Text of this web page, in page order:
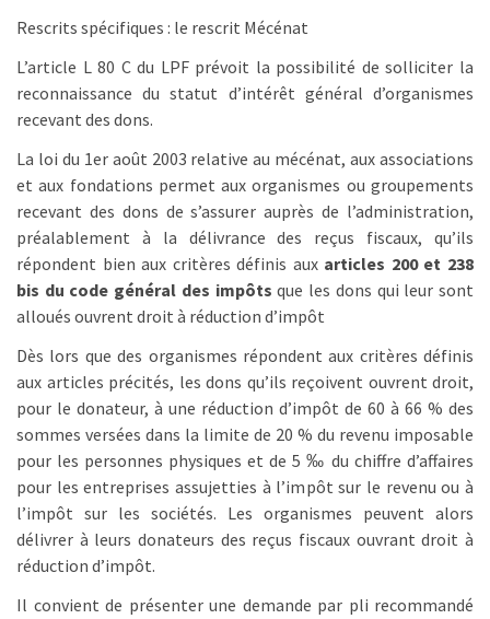
Rescrits spécifiques : le rescrit Mécénat
L’article L 80 C du LPF prévoit la possibilité de solliciter la
reconnaissance du statut d’intérêt général d’organismes
recevant des dons.
La loi du 1er août 2003 relative au mécénat, aux associations
et aux fondations permet aux organismes ou groupements
recevant des dons de s’assurer auprès de l’administration,
préalablement à la délivrance des reçus fiscaux, qu’ils
répondent bien aux critères définis aux articles 200 et 238
bis du code général des impôts que les dons qui leur sont
alloués ouvrent droit à réduction d’impôt
Dès lors que des organismes répondent aux critères définis
aux articles précités, les dons qu’ils reçoivent ouvrent droit,
pour le donateur, à une réduction d’impôt de 60 à 66 % des
sommes versées dans la limite de 20 % du revenu imposable
pour les personnes physiques et de 5 ‰ du chiffre d’affaires
pour les entreprises assujetties à l’impôt sur le revenu ou à
l’impôt sur les sociétés. Les organismes peuvent alors
délivrer à leurs donateurs des reçus fiscaux ouvrant droit à
réduction d’impôt.
Il convient de présenter une demande par pli recommandé